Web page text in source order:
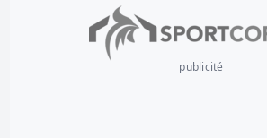
publicité